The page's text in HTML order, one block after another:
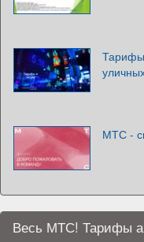
Тарифы
МТС -
Весь МТС! Тарифы